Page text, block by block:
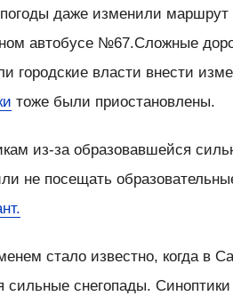
даже изменили маршрут
автобусе №67.Сложные
городские власти внести
тоже были приостановлены.
из-за образовавшейся
не посещать
стало известно, когда в
сильные снегопады.